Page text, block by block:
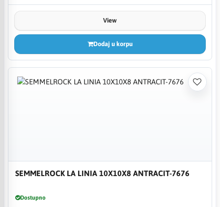
View
Dodaj u korpu
SEMMELROCK LA LINIA 10X10X8 ANTRACIT-7676
Dostupno